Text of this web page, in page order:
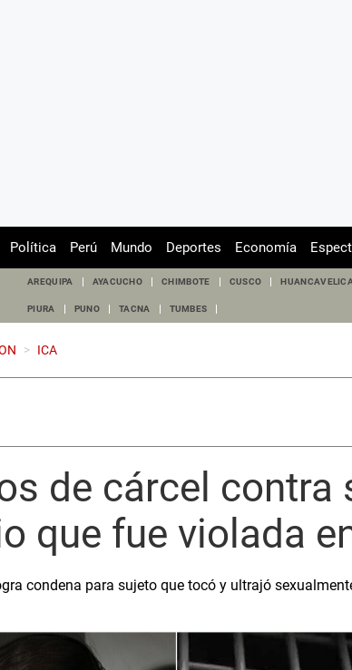
Política Perú Mundo Deportes Economía
AREQUIPA AYACUCHO CHIMBOTE CUSCO HUANCAVELICA
PIURA PUNO TACNA TUMBES
> ICA
de cárcel contra
que fue violada
condena para sujeto que tocó y ultrajó